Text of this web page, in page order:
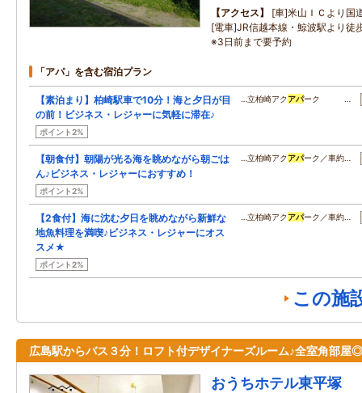
アクセス
[車]米山ＩＣより
[電車]JR信越本線・鯨波駅より徒
※3日前まで要予約
「アパ」を含む宿泊プラン
【素泊まり】柏崎駅車で10分！海と夕日が目
の前！ビジネス・レジャーに気軽に滞在♪
ポイント2%
…立柏崎アクアパーク …
【朝食付】朝陽が光る海を眺めながら朝ごは
ん♪ビジネス・レジャーにおすすめ！
ポイント2%
…立柏崎アクアパーク／車約…
【2食付】海に沈む夕日を眺めながら新鮮な
地魚料理を満喫♪ビジネス・レジャーにオス
スメ★
ポイント2%
…立柏崎アクアパーク／車約…
この施
広島駅からバス３分！ロフト付デザイナーズルーム♪全室角部屋◎
おうちホテル東平塚